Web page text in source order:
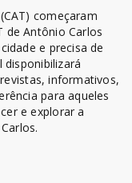
começaram
de Antônio Carlos
e precisa de
informativos,
para aqueles
e explorar a